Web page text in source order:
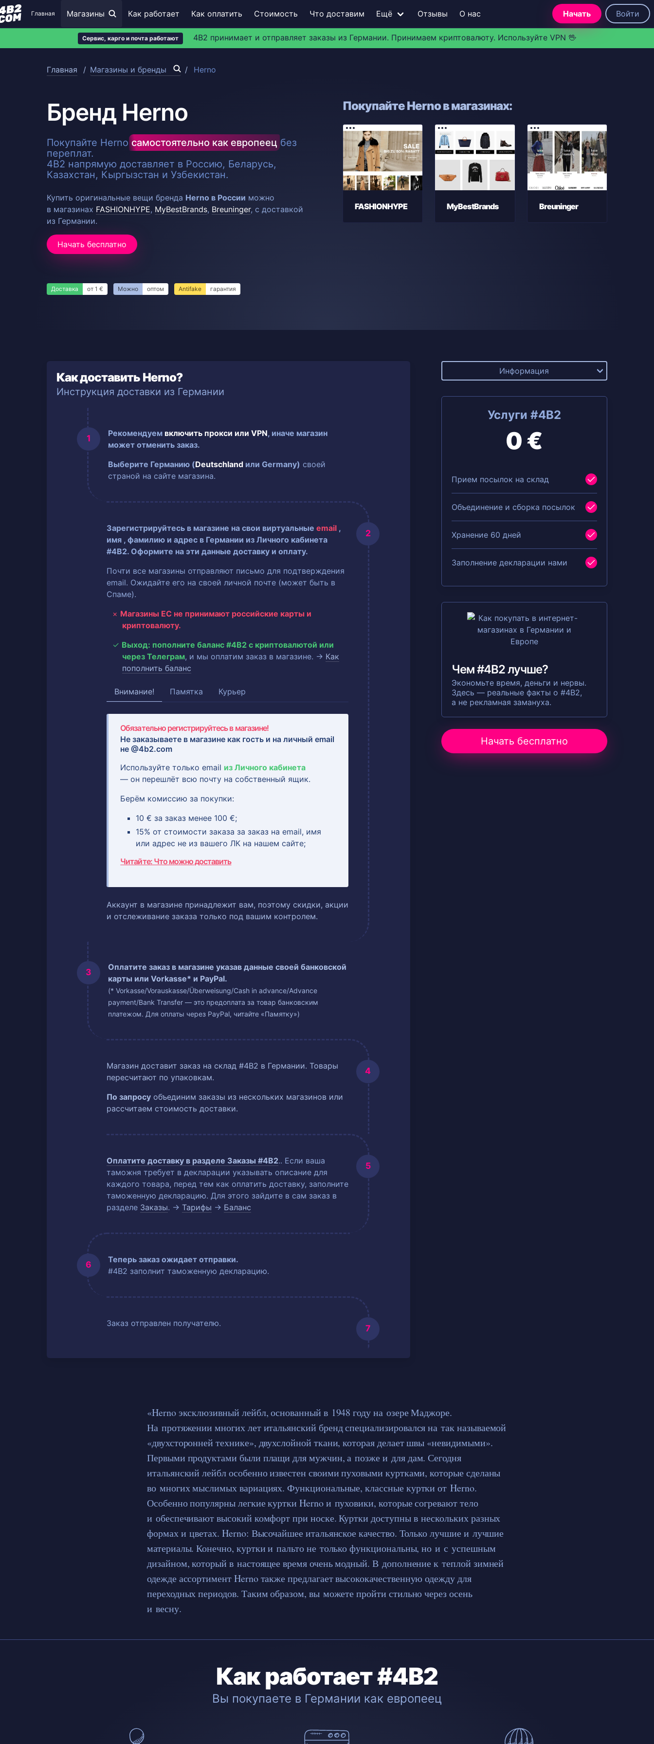
Сервис, карго и почта работают 4B2 принимает и отправляет заказы из Германии. Принимаем криптовалюту. Используйте VPN 🖖
Главная Магазины Как работает Как оплатить Стоимость Что доставим Ещё Отзывы О нас Начать Войти
Главная Магазины и бренды Herno
Бренд Herno
Покупайте Hernoсамостоятельно как европеец без
переплат.
4B2 напрямую доставляет в Россию, Беларусь,
Казахстан, Кыргызстан и Узбекистан.
Купить оригинальные вещи бренда Herno в России можно
в магазинах FASHIONHYPE, MyBestBrands, Breuninger, с доставкой
из Германии.
Начать бесплатно
Доставка от 1 € Можно оптом Antifake гарантия
Покупайте Herno в магазинах:
FASHIONHYPE MyBestBrands Breuninger
Как доставить Herno?
Инструкция доставки из Германии
Рекомендуем включить прокси или VPN, иначе магазин
может отменить заказ.
Выберите Германию (Deutschland или Germany) своей
страной на сайте магазина.
Зарегистрируйтесь в магазине на свои виртуальныеemail ,
имя , фамилию и адрес в Германии из Личного кабинета
#4B2. Оформите на эти данные доставку и оплату.
Почти все магазины отправляют письмо для подтверждения
email. Ожидайте его на своей личной почте (может быть в
Спаме).
Магазины ЕС не принимают российские карты и
криптовалюту.
Выход: пополните баланс #4B2 с криптовалютой или
через Телеграм, и мы оплатим заказ в магазине. → Как
пополнить баланс
Внимание! Памятка Курьер
Обязательно регистрируйтесь в магазине!
Не заказываете в магазине как гость и наличный email
не @4b2.com
Используйте только email из Личного кабинета
— он перешлёт всю почту на собственный ящик.
Берём комиссию за покупки:
10 € за заказ менее 100 €;
15% от стоимости заказа за заказ на email, имя
или адрес не из вашего ЛК на нашем сайте;
Читайте: Что можно доставить
Аккаунт в магазине принадлежит вам, поэтому скидки, акции
и отслеживание заказа только под вашим контролем.
Оплатите заказ в магазине указав данные своей банковской
карты или Vorkasse* и PayPal.
(* Vorkasse/Vorauskasse/Überweisung/Cash in advance/Advance
payment/Bank Transfer — это предоплата за товар банковским
платежом. Для оплаты через PayPal, читайте «Памятку»)
Магазин доставит заказ на склад #4B2 в Германии. Товары
пересчитают по упаковкам.
По запросу объединим заказы из нескольких магазинов или
рассчитаем стоимость доставки.
Оплатите доставку в разделе Заказы #4B2.. Если ваша
таможня требует в декларации указывать описание для
каждого товара, перед тем как оплатить доставку, заполните
таможенную декларацию. Для этого зайдите в сам заказ в
разделе Заказы. → Тарифы → Баланс
Теперь заказ ожидает отправки.
#4B2 заполнит таможенную декларацию.
Заказ отправлен получателю.
Информация
Услуги #4B2
0 €
Прием посылок на склад
Объединение и сборка посылок
Хранение 60 дней
Заполнение декларации нами
Чем #4B2 лучше?
Экономьте время, деньги и нервы.
Здесь — реальные факты о #4B2,
а не рекламная замануха.
Начать бесплатно
«Herno эксклюзивный лейбл, основанный в 1948 году на озере Маджоре.
На протяжении многих лет итальянский бренд специализировался на так называемой
«двухсторонней технике», двухслойной ткани, которая делает швы «невидимыми».
Первыми продуктами были плащи для мужчин, а позже и для дам. Сегодня
итальянский лейбл особенно известен своими пуховыми куртками, которые сделаны
во многих мыслимых вариациях. Функциональные, классные куртки от Herno.
Особенно популярны легкие куртки Herno и пуховики, которые согревают тело
и обеспечивают высокий комфорт при носке. Куртки доступны в нескольких разных
формах и цветах. Herno: Высочайшее итальянское качество. Только лучшие и лучшие
материалы. Конечно, куртки и пальто не только функциональны, но и с успешным
дизайном, который в настоящее время очень модный. В дополнение к теплой зимней
одежде ассортимент Herno также предлагает высококачественную одежду для
переходных периодов. Таким образом, вы можете пройти стильно через осень
и весну.
Как работает #4B2
Вы покупаете в Германии как европеец